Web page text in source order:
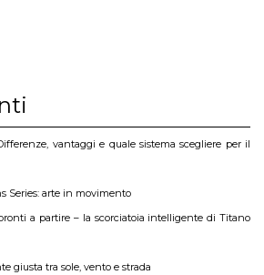
vantaggi e quale sistema scegliere per il
Series: arte in movimento
a partire – la scorciatoia intelligente di Titano
giusta tra sole, vento e strada